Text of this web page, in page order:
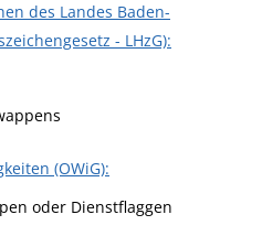
des Landes Baden-
- LHzG):
(OWiG):
oder Dienstflaggen